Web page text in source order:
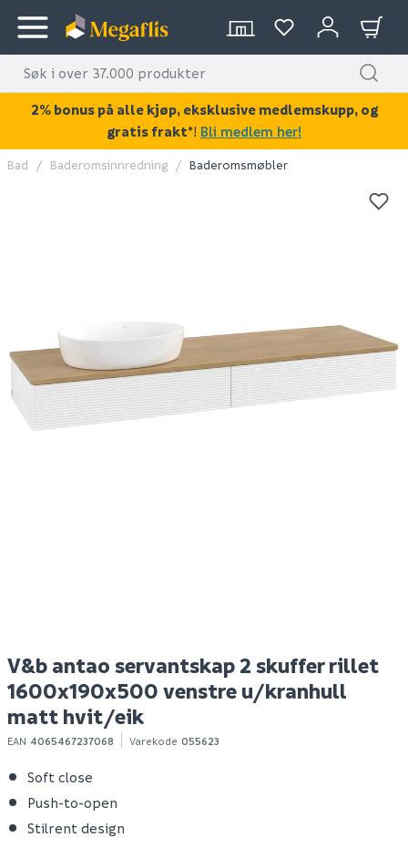
KAN DISSE VÆRE AV INTERESSE?
Hyper bokhylle eik
struktur
Bad Baderomsinnredning Baderomsmøbler
V&b antao servantskap 2 skuffer rillet
1600x190x500 venstre u/kranhull
matt hvit/eik
EAN 4065467237068 Varekode 055623
Soft close
Push-to-open
Stilrent design
2% bonus på alle kjøp, eksklusive medlemskupp, og
gratis frakt*! Bli medlem her!